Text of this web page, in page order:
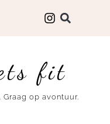
fit
op avontuur.